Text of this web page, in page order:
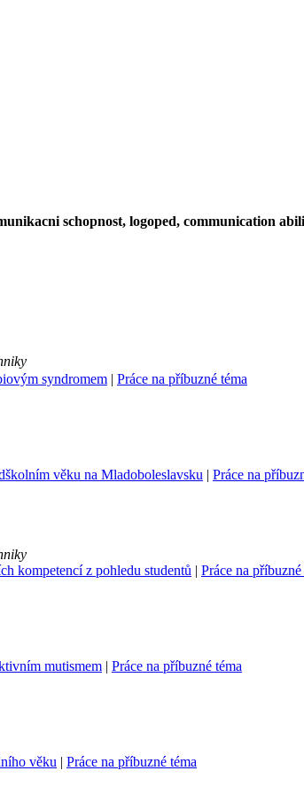
schopnost, logoped, communication
syndromem | Práce na příbuzné téma
věku na Mladoboleslavsku | Práce na
kompetencí z pohledu studentů | Práce na příbuzné
mutismem | Práce na příbuzné téma
věku | Práce na příbuzné téma